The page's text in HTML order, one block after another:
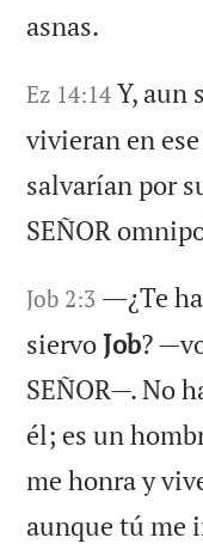
asnas.
Ez 14:14 Y, aun
vivieran en
salvarían por
SEÑOR
Job 2:3 ―¿Te
siervoJob?
SEÑOR—. No
él; es un
me honra y
aunque tú me